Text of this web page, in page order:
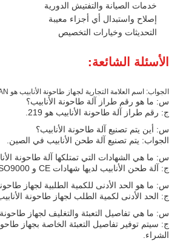
خدمات الصيانة والتفتيش الدورية
إصلاح واستبدال أي أجزاء معيبة
التحديثات وخيارات التخصيص
الأسئلة الشائعة:
الجواب: اسم العلامة التجارية لجهاز طاحونة الأنابيب هو TENGTIAN.
س: ما هو رقم طراز آلة طاحونة الأنابيب؟
ج: رقم طراز آلة طاحونة الأنابيب هو 219.
س: أين يتم تصنيع آلة طاحونة الأنابيب؟
الجواب: يتم تصنيع آلة طحن الأنابيب في الصين.
س: ما هي الشهادات التي تمتلكها آلة طاحونة
ج: آلة طحن الأنابيب لديها شهادات CE و ISO9000 و BV.
س: ما هو الحد الأدنى للكمية الطلبية لجهاز
ج: الحد الأدنى لكمية الطلب لجهاز طاحونة الأنابيب
س: ما هي تفاصيل التعبئة والتغليف لجهاز طاحونة
ج: سيتم توفير تفاصيل التعبئة الخاصة بجهاز
الشراء.